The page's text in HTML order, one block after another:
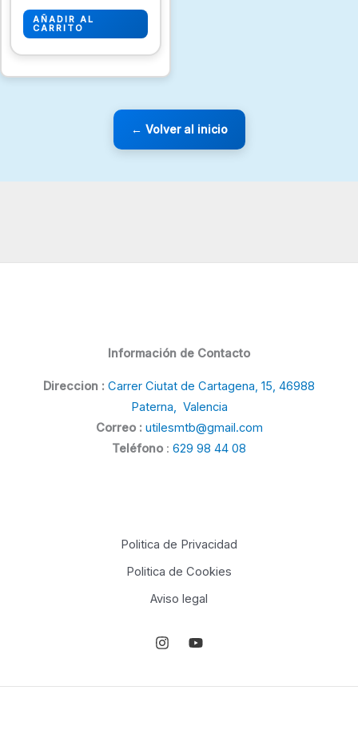
AÑADIR AL
CARRITO
← Volver al inicio
Información de Contacto
Direccion : Carrer Ciutat de Cartagena, 15, 46988
Paterna, Valencia
Correo : utilesmtb@gmail.com
Teléfono : 629 98 44 08
Politica de Privacidad
Politica de Cookies
Aviso legal